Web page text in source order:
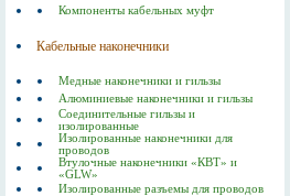
Компоненты кабельных муфт
Кабельные наконечники
Медные наконечники и гильзы
Алюминиевые наконечники и гильзы
Соединительные гильзы и
изолированные
Изолированные наконечники для
проводов
Втулочные наконечники «КВТ» и
«GLW»
Изолированные разъемы для проводов